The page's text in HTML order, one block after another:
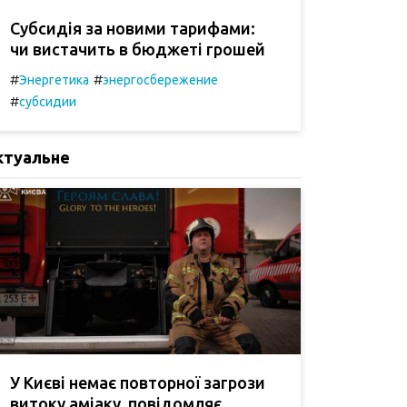
Субсидія за новими тарифами:
чи вистачить в бюджеті грошей
#Энергетика #энергосбережение
#субсидии
У Києві немає повторної загрози